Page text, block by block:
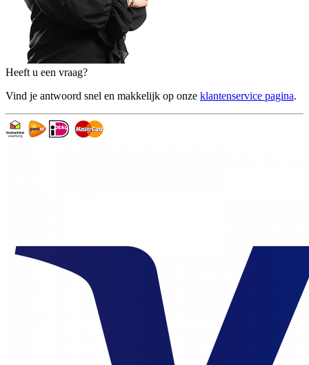
Heeft u een vraag?
Vind je antwoord snel en makkelijk op onze klantenservice pagina.